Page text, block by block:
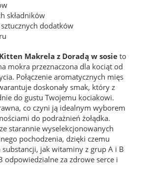
składników
dodatków
Kitten Makrela z Doradą w sosie to
mokra przeznaczona dla kociąt od
Połączenie aromatycznych mięs
doskonały smak, który z
do gustu Twojemu kociakowi.
co czyni ją idealnym wyborem
do podrażnień żołądka.
starannie wyselekcjonowanych
pochodzenia, dzięki czemu
substancji, jak witaminy z grup A i B
odpowiedzialne za zdrowe serce i